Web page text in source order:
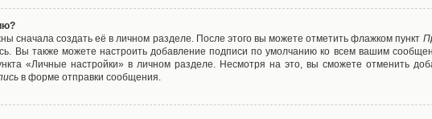
сначала создать её в личном разделе. После этого вы можете отметить флажком пункт
Вы также можете настроить добавление подписи по умолчанию ко всем вашим
«Личные настройки» в личном разделе. Несмотря на это, вы сможете отменить
в форме отправки сообщения.